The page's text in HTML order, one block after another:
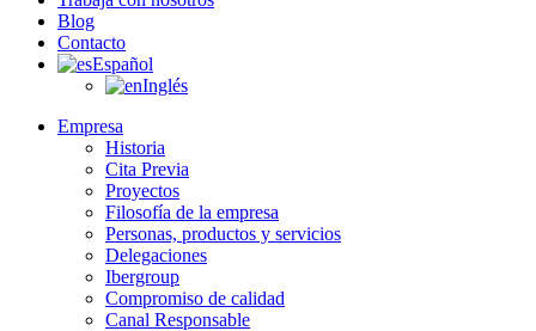
Blog
Contacto
Español
Inglés
Empresa
Historia
Cita Previa
Proyectos
Filosofía de la empresa
Personas, productos y servicios
Delegaciones
Ibergroup
Compromiso de calidad
Canal Responsable